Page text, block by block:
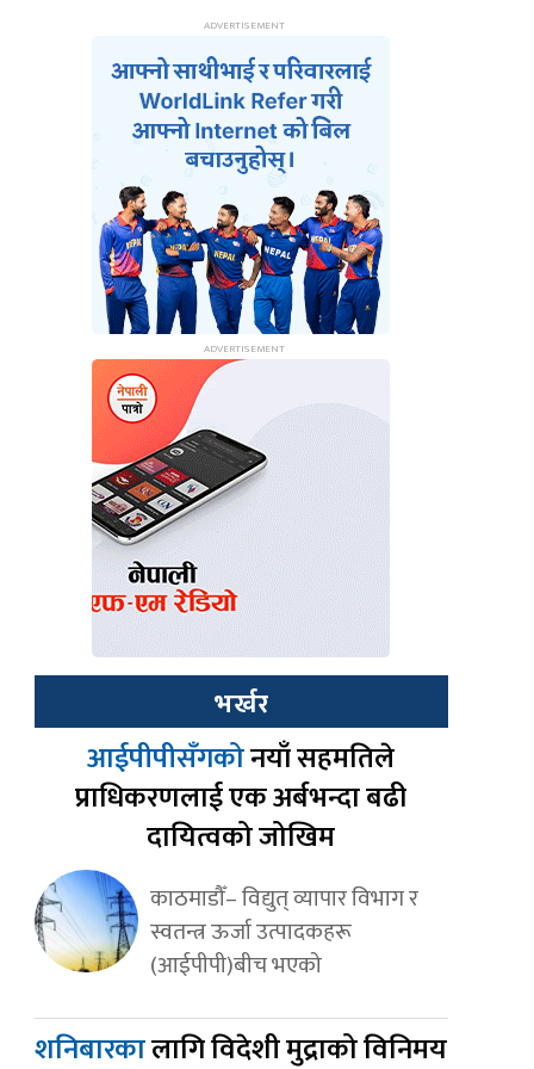
भर्खर
आईपीपीसँगकोनयाँ सहमतिले
प्राधिकरणलाई एक अर्बभन्दा बढी
दायित्वको जोखिम
काठमाडौँ– विद्युत् व्यापार विभाग र
स्वतन्त्र ऊर्जा उत्पादकहरू
(आईपीपी)बीच भएको
शनिबारकालागि विदेशी मुद्राको विनिमय